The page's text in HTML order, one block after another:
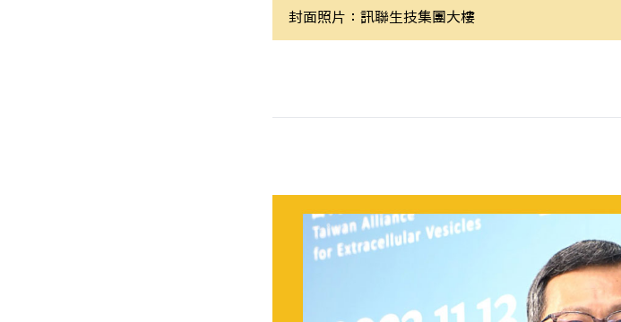
封面照片：訊聯生技集團大樓